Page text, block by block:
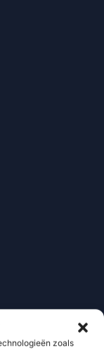
zoals